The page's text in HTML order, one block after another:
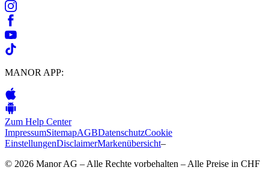
MANOR APP:
Zum Help Center
ImpressumSitemapAGBDatenschutzCookie
EinstellungenDisclaimerMarkenübersicht–
© 2026 Manor AG – Alle Rechte vorbehalten – Alle Preise in CHF